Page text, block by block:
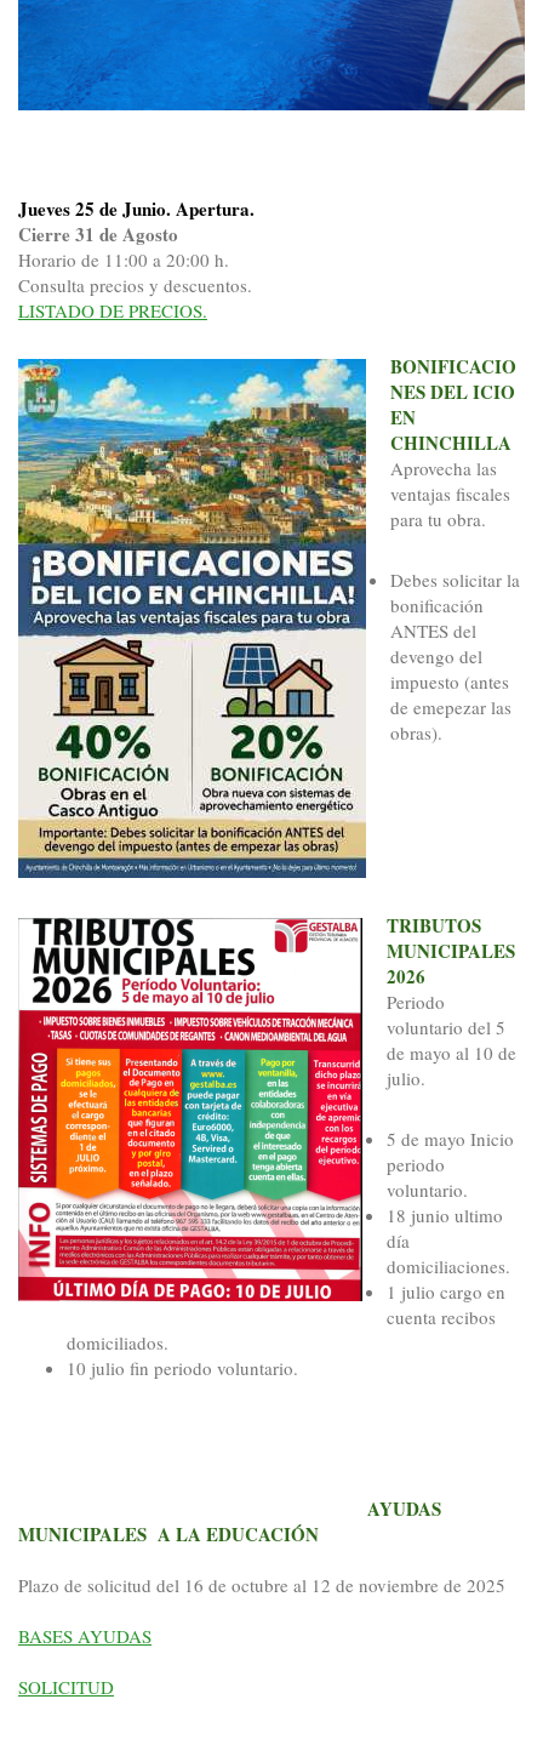
Jueves 25 de Junio. Apertura.
Cierre 31 de Agosto
Horario de 11:00 a 20:00 h.
Consulta precios y descuentos.
LISTADO DE PRECIOS.
BONIFICACIO
NES DEL ICIO
EN
CHINCHILLA
Aprovecha las
ventajas fiscales
para tu obra.
Debes solicitar la
bonificación
ANTES del
devengo del
impuesto (antes
de emepezar las
obras).
TRIBUTOS
MUNICIPALES
2026
Periodo
voluntario del 5
de mayo al 10 de
julio.
5 de mayo Inicio
periodo
voluntario.
18 junio ultimo
día
domiciliaciones.
1 julio cargo en
cuenta recibos
domiciliados.
10 julio fin periodo voluntario.
AYUDAS
MUNICIPALES A LA EDUCACIÓN
Plazo de solicitud del 16 de octubre al 12 de noviembre de 2025
BASES AYUDAS
SOLICITUD